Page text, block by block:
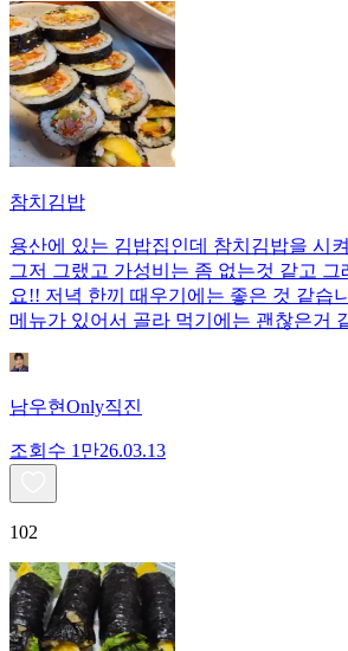
참치김밥
용산에 있는 김밥집인데 참치김밥을 시
그저 그랬고 가성비는 좀 없는것 같고 그
요!! 저녁 한끼 때우기에는 좋은 것 같습
메뉴가 있어서 골라 먹기에는 괜찮은거
남우현Only직진
조회수 1만26.03.13
102